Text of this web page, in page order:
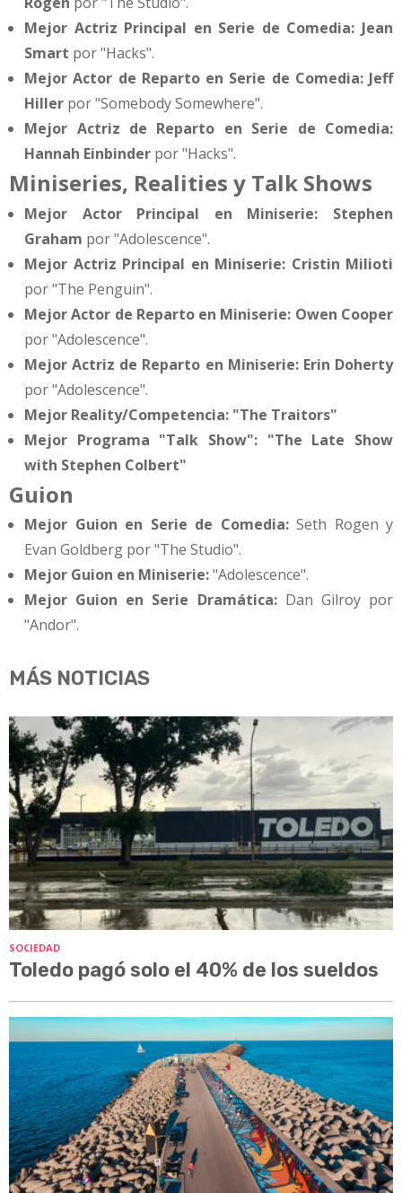
Mejor Actriz Principal en Serie de Comedia: Jean
Smart por "Hacks".
Mejor Actor de Reparto en Serie de Comedia: Jeff
Hiller por "Somebody Somewhere".
Mejor Actriz de Reparto en Serie de Comedia:
Hannah Einbinder por "Hacks".
Miniseries, Realities y Talk Shows
Mejor Actor Principal en Miniserie:
Stephen
Graham por "Adolescence".
Mejor Actriz Principal en Miniserie: Cristin Milioti
por "The Penguin".
Mejor Actor de Reparto en Miniserie: Owen Cooper
por "Adolescence".
Mejor Actriz de Reparto en Miniserie: Erin Doherty
por "Adolescence".
Mejor Reality/Competencia: "The Traitors"
Mejor Programa "Talk Show": "The Late Show
with Stephen Colbert"
Guion
Mejor Guion en Serie de Comedia:Seth Rogen y
Evan Goldberg por "The Studio".
Mejor Guion en Miniserie:"Adolescence".
Mejor Guion en Serie Dramática:Dan Gilroy por
"Andor".
MÁS NOTICIAS
SOCIEDAD
Toledo pagó solo el 40% de los sueldos